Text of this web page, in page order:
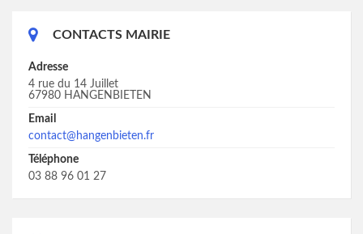
CONTACTS MAIRIE
Adresse
4 rue du 14 Juillet
67980 HANGENBIETEN
Email
contact@hangenbieten.fr
Téléphone
03 88 96 01 27